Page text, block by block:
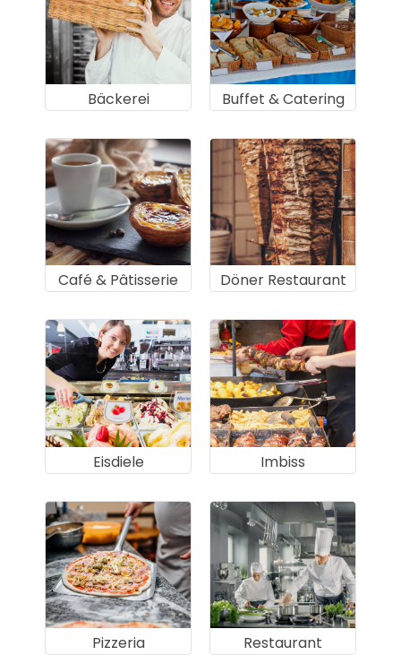
Bäckerei Buffet & Catering
Café & Pâtisserie Döner Restaurant
Eisdiele Imbiss
Pizzeria Restaurant